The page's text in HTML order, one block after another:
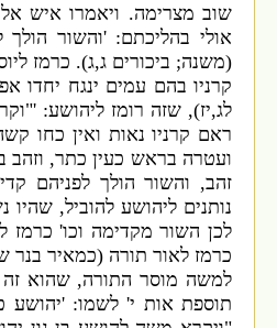
שוב מצרימה. ויאמרו איש
אולי בהליכתם: 'והשור הולך
(משנה; ביכורים ג,ג). כרמז
קרניו בהם עמים ינגח יחדו
לג,יז),שזה רומז ליהושע: '
"
ראם קרניו נאות ואין כחו
ועטרה בראש כעין כתר, וזהב
זהב, והשור הולך לפניהם
נותנים ליהושע להוביל, שהיו
לכן השור מקדימה וכו' כרמז
כרמז לאור תורה (כמאיר בנר
למשה מוסר התורה,שהוא
תוספת אות י' לשמו: 'יהושע